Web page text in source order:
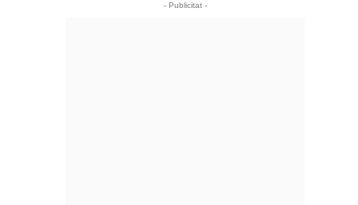
- Publicitat -